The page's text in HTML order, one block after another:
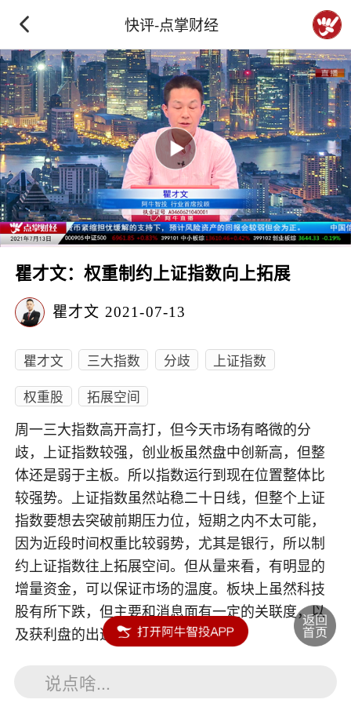
快评-点掌财经
瞿才文：权重制约上证指数向上拓展
瞿才文 2021-07-13
瞿才文 三大指数 分歧
上证指数
权重股
拓展空间
周一三大指数高开高打，但今天市场有略微的分
歧，上证指数较强，创业板虽然盘中创新高，但整
体还是弱于主板。所以指数运行到现在位置整体比
较强势。上证指数虽然站稳二十日线，但整个上证
指数要想去突破前期压力位，短期之内不太可能，
因为近段时间权重比较弱势，尤其是银行，所以制
约上证指数往上拓展空间。但从量来看，有明显的
增量资金，可以保证市场的温度。板块上虽然科技
股有所下跌，但主要和消息面有一定的关联度，以
及获利盘的出逃。
内容如涉及个股仅供参考，不构成任何投资建议！投资风险自负。
说点啥...